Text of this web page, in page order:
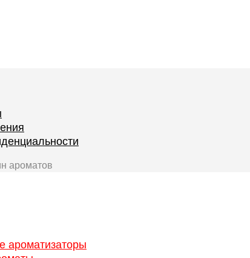
ароматов
ароматизаторы